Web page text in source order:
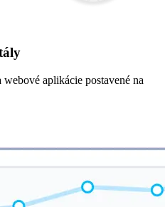
aplikácie postavené na